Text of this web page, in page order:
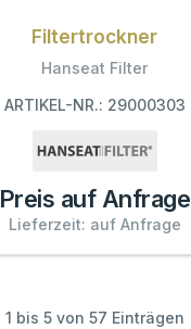
Filtertrockner
Hanseat Filter
ARTIKEL-NR.: 29000303
Preis auf Anfrage
Lieferzeit: auf Anfrage
1 bis 5 von 57 Einträgen